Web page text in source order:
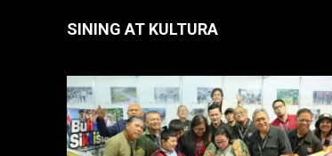
SINING AT KULTURA